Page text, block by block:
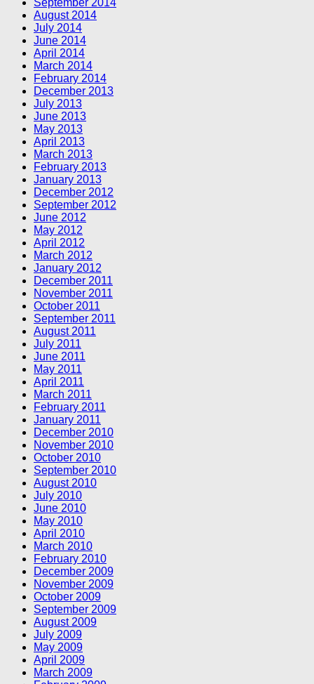
September 2014
August 2014
July 2014
June 2014
April 2014
March 2014
February 2014
December 2013
July 2013
June 2013
May 2013
April 2013
March 2013
February 2013
January 2013
December 2012
September 2012
June 2012
May 2012
April 2012
March 2012
January 2012
December 2011
November 2011
October 2011
September 2011
August 2011
July 2011
June 2011
May 2011
April 2011
March 2011
February 2011
January 2011
December 2010
November 2010
October 2010
September 2010
August 2010
July 2010
June 2010
May 2010
April 2010
March 2010
February 2010
December 2009
November 2009
October 2009
September 2009
August 2009
July 2009
May 2009
April 2009
March 2009